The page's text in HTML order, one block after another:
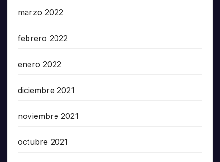
marzo 2022
febrero 2022
enero 2022
diciembre 2021
noviembre 2021
octubre 2021